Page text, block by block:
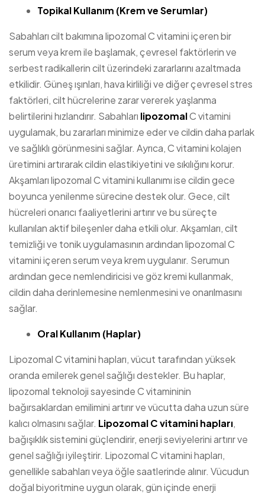
Topikal Kullanım (Krem ve Serumlar)
Sabahları cilt bakımına lipozomal C vitamini içeren bir
serum veya krem ile başlamak, çevresel faktörlerin ve
serbest radikallerin cilt üzerindeki zararlarını azaltmada
etkilidir. Güneş ışınları, hava kirliliği ve diğer çevresel stres
faktörleri, cilt hücrelerine zarar vererek yaşlanma
belirtilerini hızlandırır. Sabahları lipozomalC vitamini
uygulamak, bu zararları minimize eder ve cildin daha parlak
ve sağlıklı görünmesini sağlar. Ayrıca, C vitamini kolajen
üretimini artırarak cildin elastikiyetini ve sıkılığını korur.
Akşamları lipozomal C vitamini kullanımı ise cildin gece
boyunca yenilenme sürecine destek olur. Gece, cilt
hücreleri onarıcı faaliyetlerini artırır ve bu süreçte
kullanılan aktif bileşenler daha etkili olur. Akşamları, cilt
temizliği ve tonik uygulamasının ardından lipozomal C
vitamini içeren serum veya krem uygulanır. Serumun
ardından gece nemlendiricisi ve göz kremi kullanmak,
cildin daha derinlemesine nemlenmesini ve onarılmasını
sağlar.
Oral Kullanım (Haplar)
Lipozomal C vitamini hapları, vücut tarafından yüksek
oranda emilerek genel sağlığı destekler. Bu haplar,
lipozomal teknoloji sayesinde C vitamininin
bağırsaklardan emilimini artırır ve vücutta daha uzun süre
kalıcı olmasını sağlar. Lipozomal C vitamini hapları,
bağışıklık sistemini güçlendirir, enerji seviyelerini artırır ve
genel sağlığı iyileştirir. Lipozomal C vitamini hapları,
genellikle sabahları veya öğle saatlerinde alınır. Vücudun
doğal biyoritmine uygun olarak, gün içinde enerji